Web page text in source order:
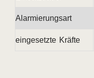
Alarmierungsart
eingesetzte Kräfte